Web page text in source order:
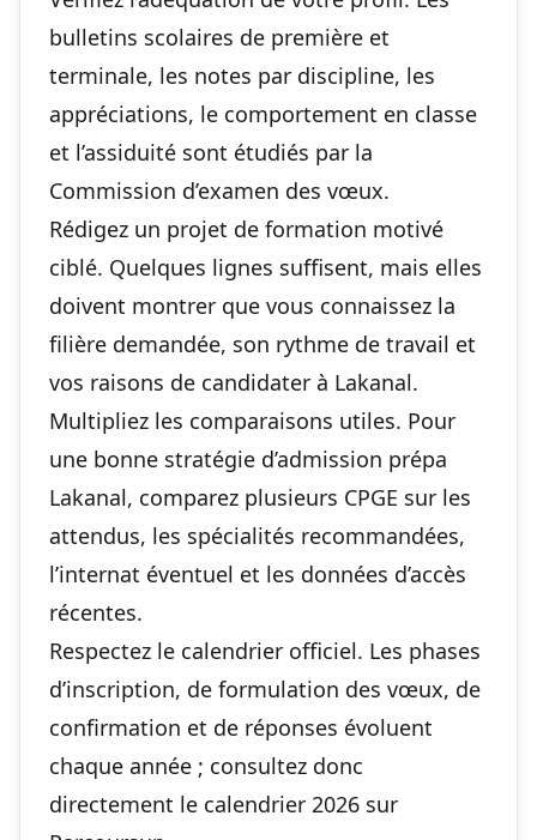
bulletins scolaires de première et
terminale, les notes par discipline, les
appréciations, le comportement en classe
et l’assiduité sont étudiés par la
Commission d’examen des vœux.
Rédigez un projet de formation motivé
ciblé. Quelques lignes suffisent, mais elles
doivent montrer que vous connaissez la
filière demandée, son rythme de travail et
vos raisons de candidater à Lakanal.
Multipliez les comparaisons utiles. Pour
une bonne stratégie d’admission prépa
Lakanal, comparez plusieurs CPGE sur les
attendus, les spécialités recommandées,
l’internat éventuel et les données d’accès
récentes.
Respectez le calendrier officiel. Les phases
d’inscription, de formulation des vœux, de
confirmation et de réponses évoluent
chaque année ; consultez donc
directement le calendrier 2026 sur